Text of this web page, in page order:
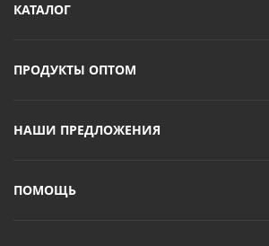
КАТАЛОГ
ПРОДУКТЫ ОПТОМ
НАШИ ПРЕДЛОЖЕНИЯ
ПОМОЩЬ